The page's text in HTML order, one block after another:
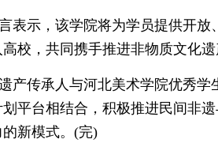
表示，该学院将为学员提供开
校，共同携手推进非物质文化遗
产传承人与河北美术学院优秀学
平台相结合，积极推进民间非
新模式。(完)